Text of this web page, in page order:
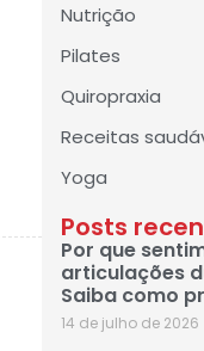
Nutrição
Pilates
Quiropraxia
Receitas
Yoga
Posts
Por que
articulações
Saiba como
14 de julho de 2026